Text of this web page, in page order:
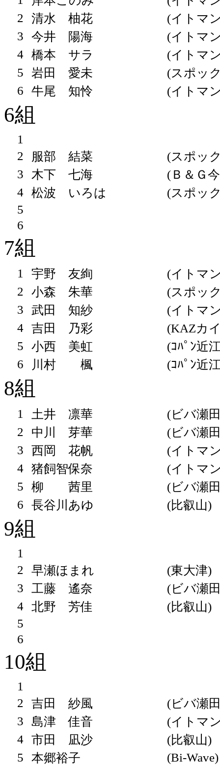
2
清水 柚花
(イトマ
3
今井 陽海
(イトマ
4 橋本 サラ
(イトマ
5
岩田 愛未
(スポッ
6
牛尾 知怜 (イトマ
6組
1
2
服部 結菜
(スポッ
3
木下 七海
(Ｂ＆Ｇ
4 松波 いろは
(スポッ
5
6
7組
1 宇野 友絢
(イトマ
2
小森 朱華
(スポッ
3
武田 知紗
(イトマ
4 吉田 乃彩
(KAZカ
5
小西 美虹
(ｺﾊﾟﾝ近
6
川村 楓 (ｺﾊﾟﾝ近
8組
1 土井 凛華
(ビバ瀬
2
中川 芽華
(ビバ瀬
3
西岡 花帆
(イトマ
4 猪飼智保奈
(イトマ
5
柳 茜里
(ビバ瀬
6
長谷川あゆ (比叡山)
9組
1
2
早瀬ほまれ
(東大津)
3
工藤 遙奈
(ビバ瀬
4 北野 芳佳
(比叡山)
5
6
10組
1
2
吉田 紗風
(ビバ瀬
3
島津 佳音
(イトマ
4 市田 凪沙
(比叡山)
5
本郷裕子 (Bi-Wave)